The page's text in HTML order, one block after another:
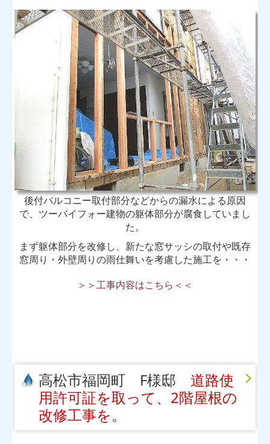
後付バルコニー取付部分などからの漏水による原因
で、 ツーバイフォー建物の躯体部分が腐食していまし
た。
まず躯体部分を改修し、新たな窓サッシの取付や既存
窓周り・外壁周りの雨仕舞いを考慮した施工を・・・
＞＞工事内容はこちら＜＜
高松市福岡町 F様邸道路使
用許可証を取って、2階屋根の
改修工事を。